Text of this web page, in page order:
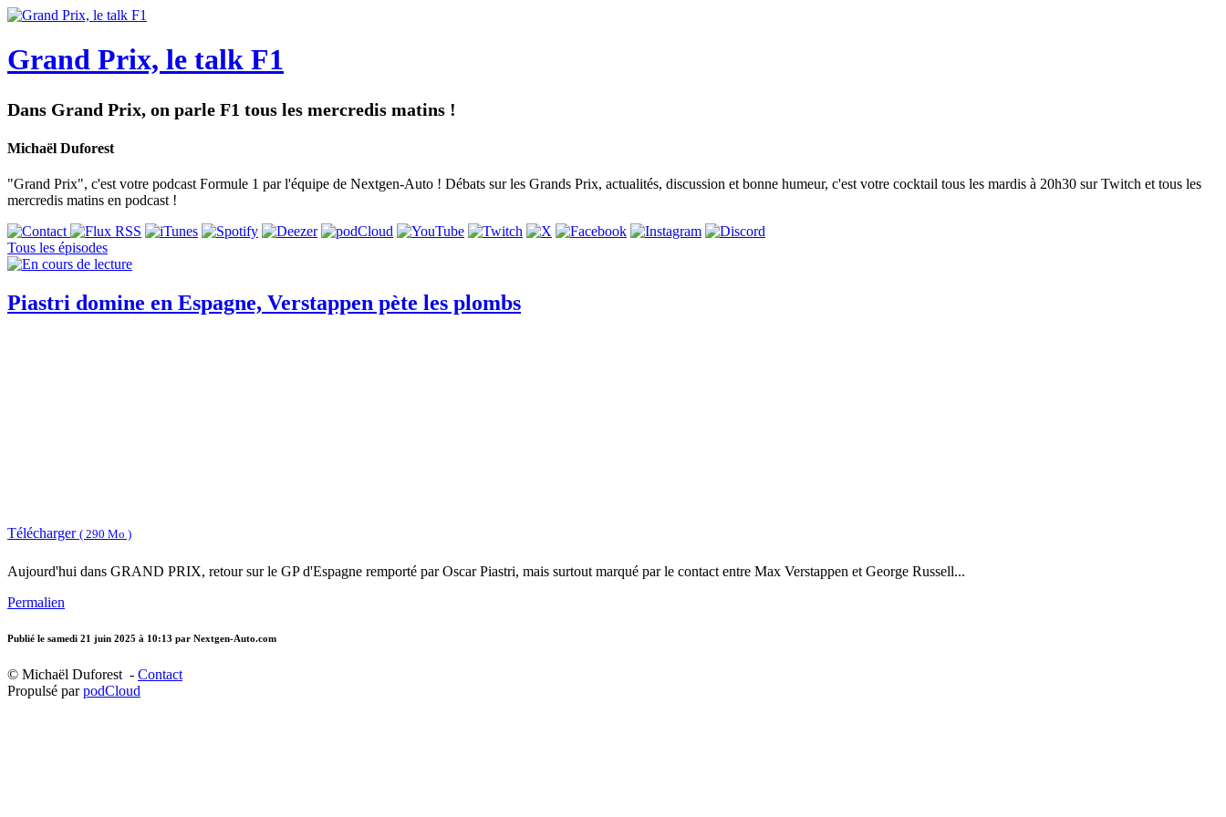
Grand Prix, le talk F1
Dans Grand Prix, on parle F1 tous les mercredis matins !
Michaël Duforest
"Grand Prix", c'est votre podcast Formule 1 par l'équipe de Nextgen-Auto ! Débats sur les Grands Prix, actualités, discussion et bonne humeur, c'est votre cocktail tous les mardis à 20h30 sur Twitch et tous les
mercredis matins en podcast !
Tous les épisodes
Piastri domine en Espagne, Verstappen pète les plombs
Télécharger ( 290 Mo )
Aujourd'hui dans GRAND PRIX, retour sur le GP d'Espagne remporté par Oscar Piastri, mais surtout marqué par le contact entre Max Verstappen et George Russell...
Permalien
Publié le samedi 21 juin 2025 à 10:13 par Nextgen-Auto.com
© Michaël Duforest - Contact
Propulsé parpodCloud